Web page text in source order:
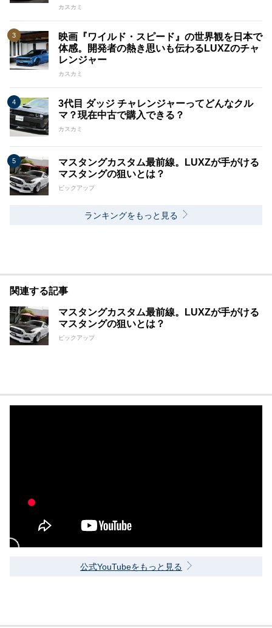
カスカミ
映画『ワイルド・スピード』の世界観を日本で
体感。開発者の熱き思いも伝わるLUXZのチャ
レンジャー
カスカミ
3代目 ダッジ チャレンジャーってどんなクル
マ？現在中古で購入できる？
カスカミ
マスタングカスタム最前線。LUXZが手がける
マスタングの狙いとは？
ピックアップ
ランキングをもっと見る
関連する記事
マスタングカスタム最前線。LUXZが手がける
マスタングの狙いとは？
ピックアップ
公式YouTubeをもっと見る